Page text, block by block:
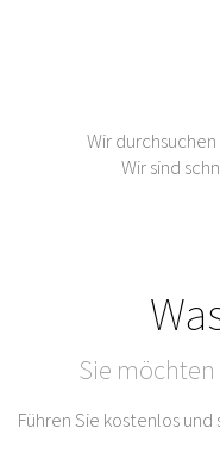
Wir
Wir sind
Sie möchten
Führen Sie kostenlos